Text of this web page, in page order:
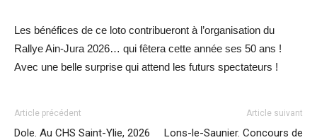
Les bénéfices de ce loto contribueront à l’organisation du
Rallye Ain-Jura 2026… qui fêtera cette année ses 50 ans !
Avec une belle surprise qui attend les futurs spectateurs !
Article précédent
Dole. Au CHS Saint-Ylie, 2026
Article suivant
Lons-le-Saunier. Concours de